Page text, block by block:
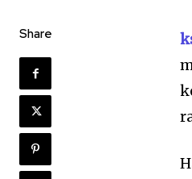
Share